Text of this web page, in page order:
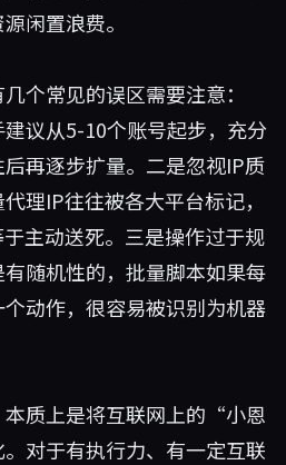
闲置浪费。
个常见的误区需要注意：
议从5-10个账号起步，充分
再逐步扩量。二是忽视IP质
理IP往往被各大平台标记，
主动送死。三是操作过于规
随机性的，批量脚本如果每
动作，很容易被识别为机器
质上是将互联网上的“小恩
对于有执行力、有一定互联